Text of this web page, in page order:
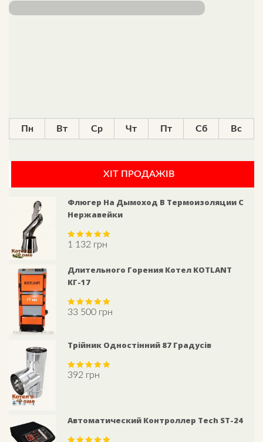
Пн Вт Ср Чт Пт Сб Вс
ХІТ ПРОДАЖІВ
Флюгер На Дымоход В Термоизоляции С
Нержавейки
Rated 5.00
1 132 грн
Длительного Горения Котел KOTLANT
KГ-17
Rated5.00
33 500 грн
Трійник Одностінний 87 Градусів
Rated5.00
out of 5
392 грн
Автоматический Контроллер Tech ST-24